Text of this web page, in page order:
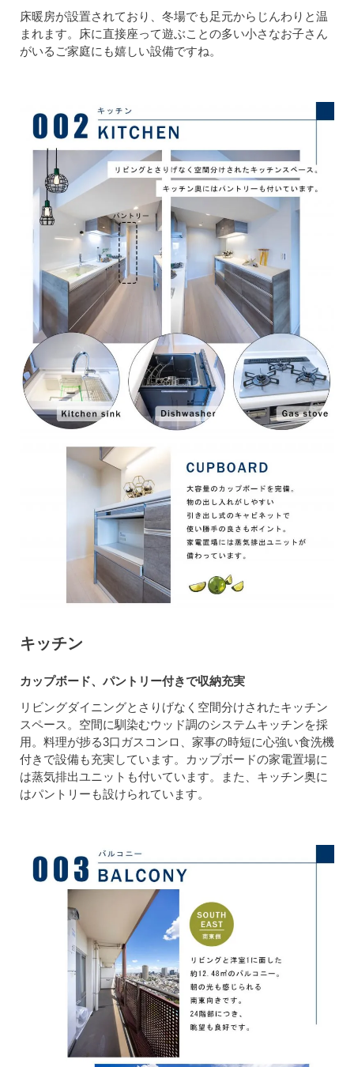
床暖房が設置されており、冬場でも足元からじんわりと温
まれます。床に直接座って遊ぶことの多い小さなお子さん
がいるご家庭にも嬉しい設備ですね。
キッチン
カップボード、パントリー付きで収納充実
リビングダイニングとさりげなく空間分けされたキッチン
スペース。空間に馴染むウッド調のシステムキッチンを採
用。料理が捗る3口ガスコンロ、家事の時短に心強い食洗機
付きで設備も充実しています。カップボードの家電置場に
は蒸気排出ユニットも付いています。また、キッチン奥に
はパントリーも設けられています。